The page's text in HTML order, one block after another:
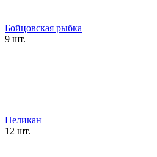
Бойцовская рыбка
9 шт.
Пеликан
12 шт.